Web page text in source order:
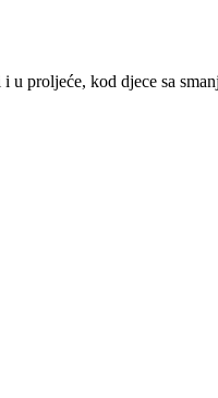
proljeće, kod djece sa